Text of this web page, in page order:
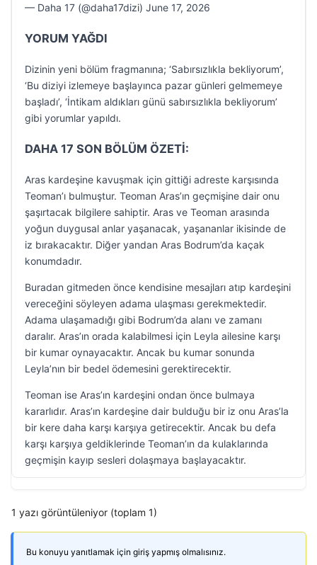
— Daha 17 (@daha17dizi) June 17, 2026
YORUM YAĞDI
Dizinin yeni bölüm fragmanına; ‘Sabırsızlıkla bekliyorum’,
‘Bu diziyi izlemeye başlayınca pazar günleri gelmemeye
başladı’, ‘İntikam aldıkları günü sabırsızlıkla bekliyorum’
gibi yorumlar yapıldı.
DAHA 17 SON BÖLÜM ÖZETİ:
Aras kardeşine kavuşmak için gittiği adreste karşısında
Teoman’ı bulmuştur. Teoman Aras’ın geçmişine dair onu
şaşırtacak bilgilere sahiptir. Aras ve Teoman arasında
yoğun duygusal anlar yaşanacak, yaşananlar ikisinde de
iz bırakacaktır. Diğer yandan Aras Bodrum’da kaçak
konumdadır.
Buradan gitmeden önce kendisine mesajları atıp kardeşini
vereceğini söyleyen adama ulaşması gerekmektedir.
Adama ulaşamadığı gibi Bodrum’da alanı ve zamanı
daralır. Aras’ın orada kalabilmesi için Leyla ailesine karşı
bir kumar oynayacaktır. Ancak bu kumar sonunda
Leyla’nın bir bedel ödemesini gerektirecektir.
Teoman ise Aras’ın kardeşini ondan önce bulmaya
kararlıdır. Aras’ın kardeşine dair bulduğu bir iz onu Aras’la
bir kere daha karşı karşıya getirecektir. Ancak bu defa
karşı karşıya geldiklerinde Teoman’ın da kulaklarında
geçmişin kayıp sesleri dolaşmaya başlayacaktır.
1 yazı görüntüleniyor (toplam 1)
Bu konuyu yanıtlamak için giriş yapmış olmalısınız.